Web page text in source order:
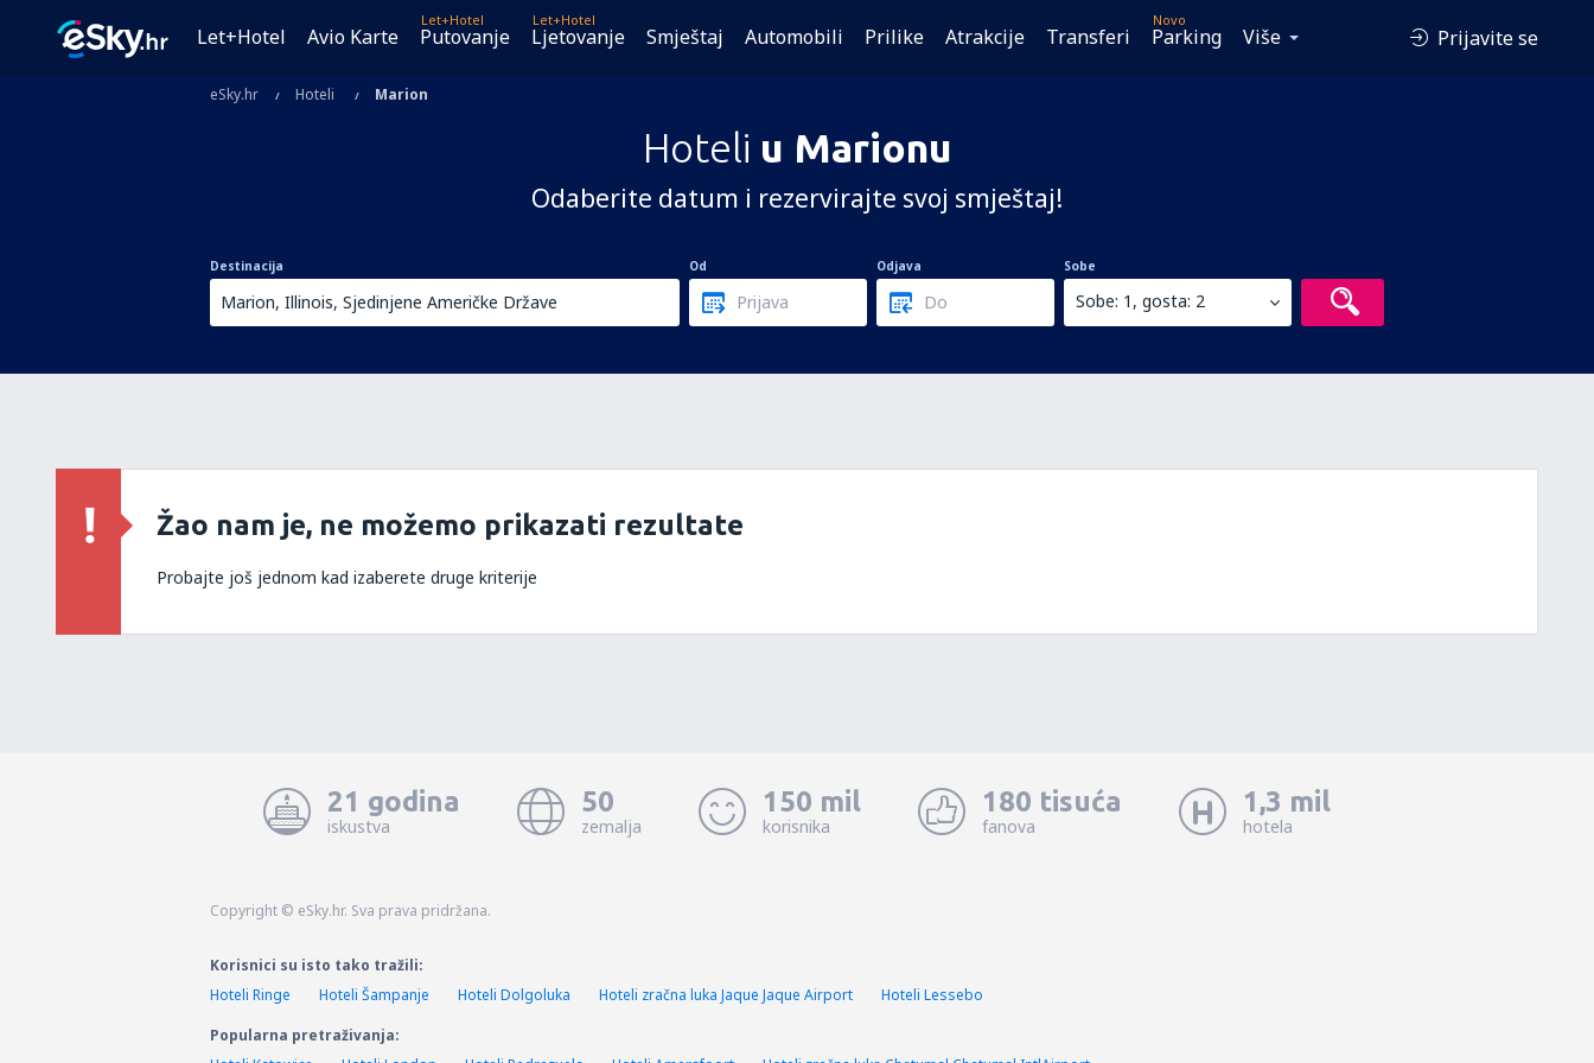
Let+Hotel Avio Karte
Let+Hotel
Putovanje
Let+Hotel
Ljetovanje Smještaj Automobili Prilike Atrakcije Transferi
Novo
Parking Više Prijavite se
eSky.hr Hoteli Marion
Hoteli u Marionu
Odaberite datum i rezervirajte svoj smještaj!
Destinacija Od Odjava Sobe
Sobe: 1, gosta: 2
Žao nam je, ne možemo prikazati rezultate
Probajte još jednom kad izaberete druge kriterije
21 godina
iskustva
50
zemalja
150 mil
korisnika
180 tisuća
fanova
1,3 mil
hotela
Copyright © eSky.hr. Sva prava pridržana.
Korisnici su isto tako tražili:
Hoteli Ringe
Hoteli Šampanje Hoteli Dolgoluka Hoteli zračna luka Jaque Jaque Airport
Hoteli Lessebo
Popularna pretraživanja: